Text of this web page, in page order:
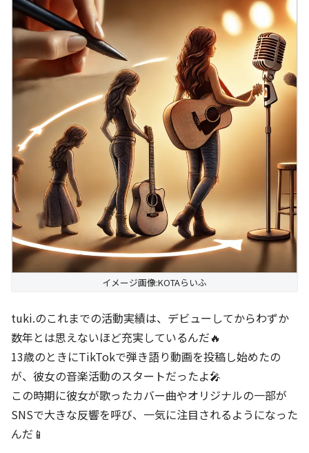
イメージ画像:KOTAらいふ
tuki.のこれまでの活動実績は、デビューしてからわずか
数年とは思えないほど充実しているんだ🔥
13歳のときにTikTokで弾き語り動画を投稿し始めたの
が、彼女の音楽活動のスタートだったよ🎤
この時期に彼女が歌ったカバー曲やオリジナルの一部が
SNSで大きな反響を呼び、一気に注目されるようになった
んだ📱